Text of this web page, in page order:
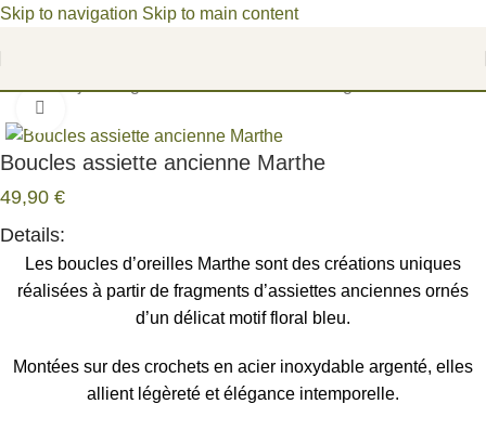
Skip to navigation Skip to main content
Boucles assiette ancienne Marthe
49,90 €
Details:
Les boucles d’oreilles Marthe sont des créations uniques
réalisées à partir de fragments d’assiettes anciennes ornés
d’un délicat motif floral bleu.
Montées sur des crochets en acier inoxydable argenté, elles
allient légèreté et élégance intemporelle.